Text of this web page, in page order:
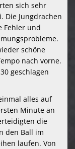
sich sehr
Die Jungdrachen
Fehler und
schöne
nach vorne.
30 geschlagen
alles auf
Minute an
die
den Ball im
laufen. Von